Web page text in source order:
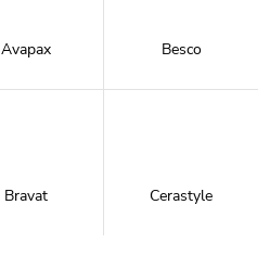
Avapax Besco
Bravat Cerastyle